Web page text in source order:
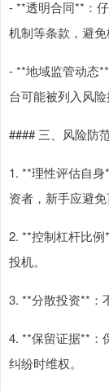
- **透明合同**：
机制等条款，避免
- **地域监管动态
台可能被列入风险
#### 三、风险防
1. **理性评估自
资者，新手应避免
2. **控制杠杆比
投机。
3. **分散投资**：
4. **保留证据**：
纠纷时维权。